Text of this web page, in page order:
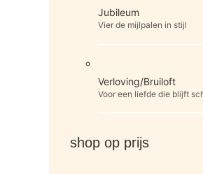
Jubileum
Vier de mijlpalen in stijl
Verloving/Bruiloft
Voor een liefde die blijft
shop op prijs